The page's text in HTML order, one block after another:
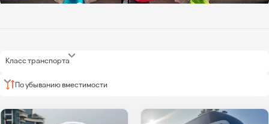
Класс транспорта
По убыванию вместимости